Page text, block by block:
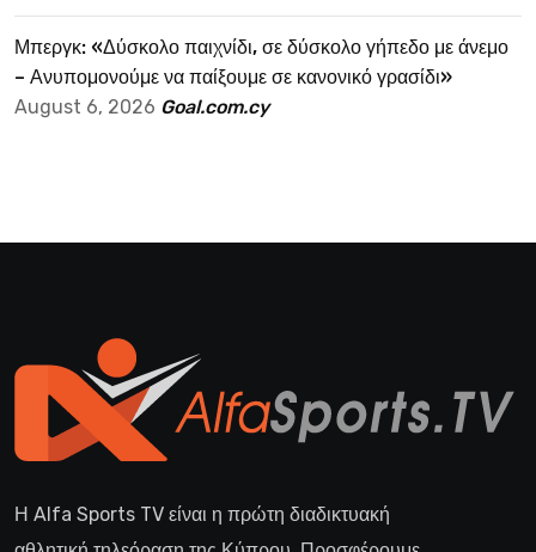
Μπεργκ: «Δύσκολο παιχνίδι, σε δύσκολο γήπεδο με άνεμο
– Ανυπομονούμε να παίξουμε σε κανονικό γρασίδι»
August 6, 2026 Goal.com.cy
Η Alfa Sports TV είναι η πρώτη διαδικτυακή